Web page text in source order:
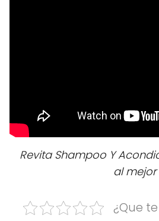
Revita Shampoo Y
al
¿Que